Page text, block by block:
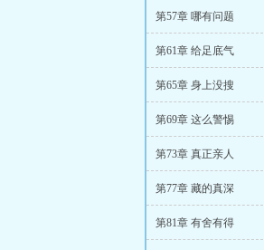
第57章 哪有问题
第61章 给足底气
第65章 身上没搜
第69章 这么警惕
第73章 真正亲人
第77章 藏的真深
第81章 有舍有得